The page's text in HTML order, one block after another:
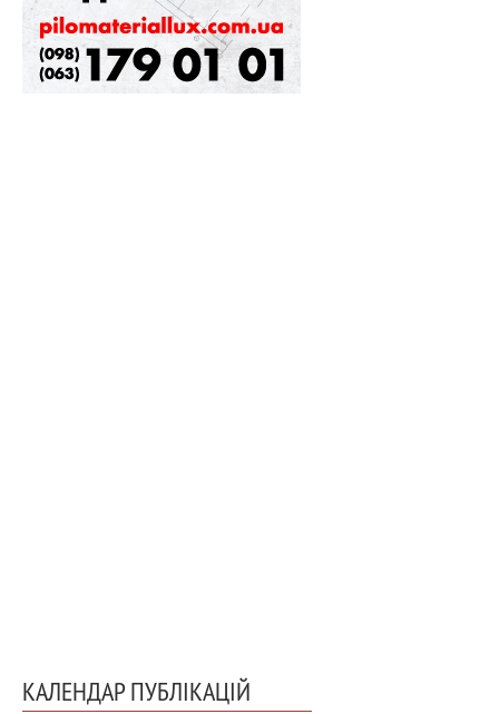
КАЛЕНДАР ПУБЛІКАЦІЙ